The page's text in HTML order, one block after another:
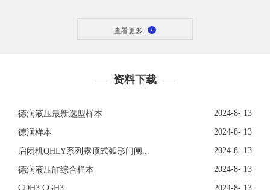
查看更多
资料下载
德润液压最新选型样本 2024-8- 13
德润样本 2024-8- 13
启闭机QHLY系列露顶式弧形门闸... 2024-8- 13
德润液压缸综合样本 2024-8- 13
CDH3 CGH3 2024-8- 13